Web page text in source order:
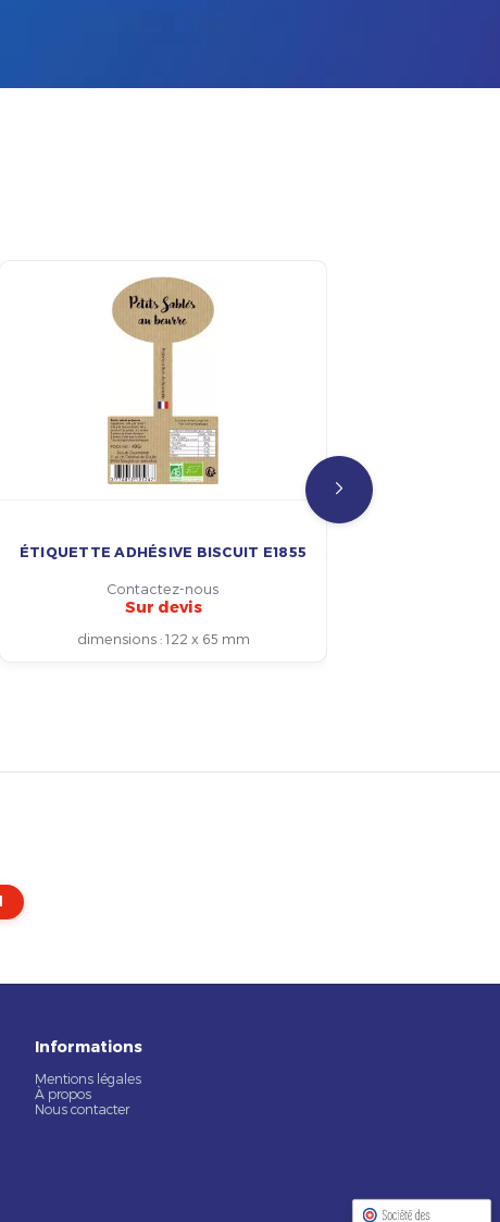
ÉTIQUETTE ADHÉSIVE BISCUIT E1855
Contactez-nous
Sur devis
dimensions: 122 x 65 mm
Informations
Mentions légales
À propos
Nous contacter